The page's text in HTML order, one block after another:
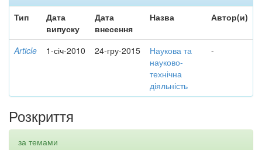
Тип
Дата
випуску
Дата
внесення
Назва Автор(и)
Article 1-січ-2010 24-гру-2015
Наукова та
науково-
технічна
діяльність
-
Розкриття
за темами